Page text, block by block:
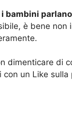
è bene non
dimenticare di
un Like